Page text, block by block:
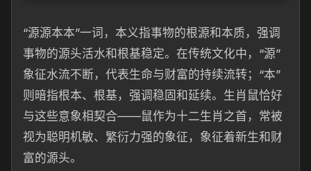
“源源本本”一词，本义指事物的根源和本质，强调
事物的源头活水和根基稳定。在传统文化中，“源”
象征水流不断，代表生命与财富的持续流转；“本”
则暗指根本、根基，强调稳固和延续。生肖鼠恰好
与这些意象相契合——鼠作为十二生肖之首，常被
视为聪明机敏、繁衍力强的象征，象征着新生和财
富的源头。